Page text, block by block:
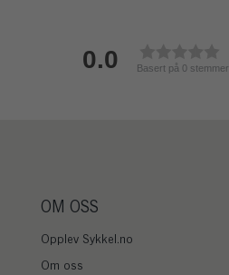
0.0 Basert på 0 stemmer
OM OSS
Opplev Sykkel.no
Om oss